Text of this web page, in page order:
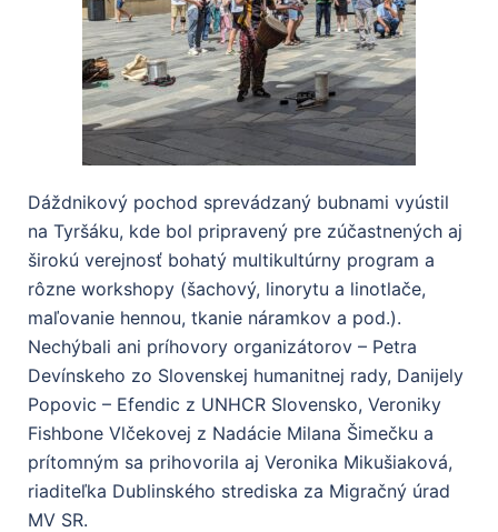
Dáždnikový pochod sprevádzaný bubnami vyústil
na Tyršáku, kde bol pripravený pre zúčastnených aj
širokú verejnosť bohatý multikultúrny program a
rôzne workshopy (šachový, linorytu a linotlače,
maľovanie hennou, tkanie náramkov a pod.).
Nechýbali ani príhovory organizátorov – Petra
Devínskeho zo Slovenskej humanitnej rady, Danijely
Popovic – Efendic z UNHCR Slovensko, Veroniky
Fishbone Vlčekovej z Nadácie Milana Šimečku a
prítomným sa prihovorila aj Veronika Mikušiaková,
riaditeľka Dublinského strediska za Migračný úrad
MV SR.